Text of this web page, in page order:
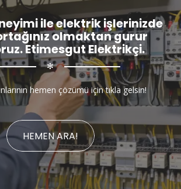
ile elektrik işlerinizde
olmaktan gurur
Etimesgut Elektrikçi.
✻
hemen çözümü için tıkla gelsin!
HEMEN ARA!